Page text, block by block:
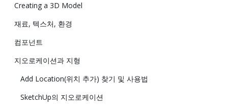
Creating a 3D Model
재료, 텍스처, 환경
컴포넌트
지오로케이션과 지형
Add Location(위치 추가) 찾기 및 사용법
SketchUp의 지오로케이션